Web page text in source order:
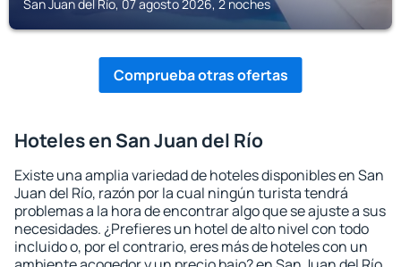
San Juan del Río, 07 agosto 2026, 2 noches
Comprueba otras ofertas
Hoteles en San Juan del Río
Existe una amplia variedad de hoteles disponibles en San
Juan del Río, razón por la cual ningún turista tendrá
problemas a la hora de encontrar algo que se ajuste a sus
necesidades. ¿Prefieres un hotel de alto nivel con todo
incluido o, por el contrario, eres más de hoteles con un